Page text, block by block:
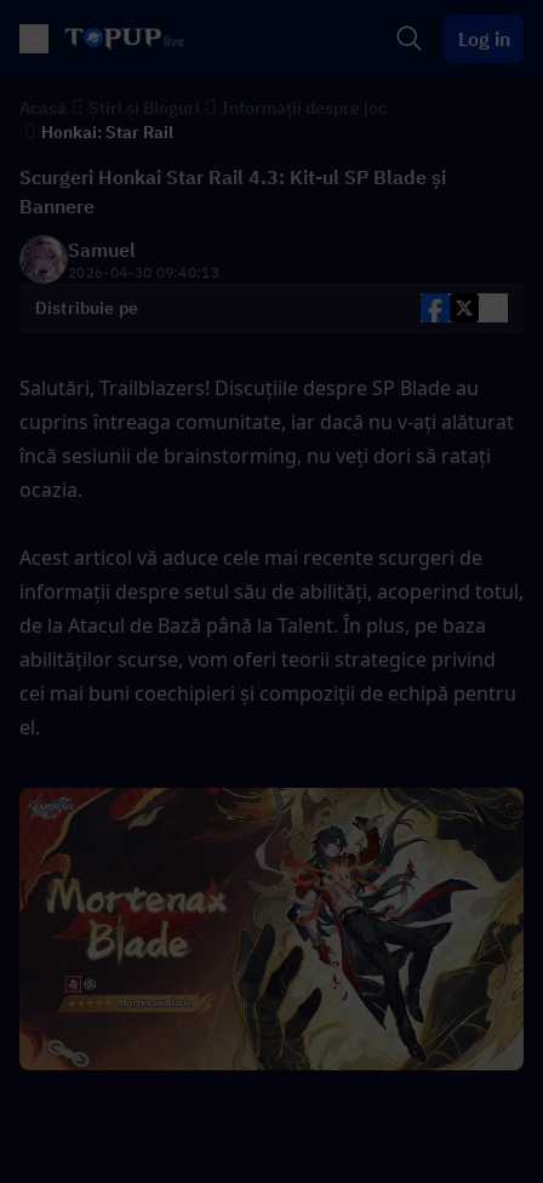
Log in
Honkai: Star Rail
Scurgeri Honkai Star Rail 4.3: Kit-ul SP Blade și
Bannere
Samuel
2026-04-30 09:40:13
Distribuie pe
Salutări, Trailblazers! Discuțiile despre SP Blade au
cuprins întreaga comunitate, iar dacă nu v-ați alăturat
încă sesiunii de brainstorming, nu veți dori să ratați
ocazia.
Acest articol vă aduce cele mai recente scurgeri de
informații despre setul său de abilități, acoperind totul,
de la Atacul de Bază până la Talent. În plus, pe baza
abilităților scurse, vom oferi teorii strategice privind
cei mai buni coechipieri și compoziții de echipă pentru
el.